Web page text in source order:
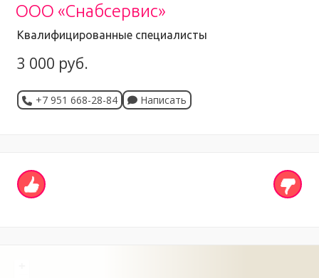
ООО «Снабсервис»
Квалифицированные специалисты
3 000 руб.
+7 951 668-28-84 Написать